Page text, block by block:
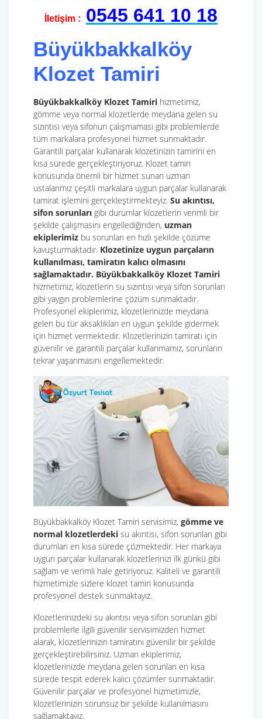
İletişim : 0545 641 10 18
Büyükbakkalköy
Klozet Tamiri
Büyükbakkalköy Klozet Tamiri hizmetimiz,
gömme veya normal klozetlerde meydana gelen su
sızıntısı veya sifonun çalışmaması gibi problemlerde
tüm markalara profesyonel hizmet sunmaktadır.
Garantili parçalar kullanarak klozetinizin tamirini en
kısa sürede gerçekleştiriyoruz. Klozet tamiri
konusunda önemli bir hizmet sunan uzman
ustalarımız çeşitli markalara uygun parçalar kullanarak
tamirat işlemini gerçekleştirmekteyiz. Su akıntısı,
sifon sorunları gibi durumlar klozetlerin verimli bir
şekilde çalışmasını engellediğinden, uzman
ekiplerimiz bu sorunları en hızlı şekilde çözüme
kavuşturmaktadır. Klozetinize uygun parçaların
kullanılması, tamiratın kalıcı olmasını
sağlamaktadır. Büyükbakkalköy Klozet Tamiri
hizmetimiz, klozetlerin su sızıntısı veya sifon sorunları
gibi yaygın problemlerine çözüm sunmaktadır.
Profesyonel ekiplerimiz, klozetlerinizde meydana
gelen bu tür aksaklıkları en uygun şekilde gidermek
için hizmet vermektedir. Klozetlerinizin tamiratı için
güvenilir ve garantili parçalar kullanmamız, sorunların
tekrar yaşanmasını engellemektedir.
Büyükbakkalköy Klozet Tamiri servisimiz, gömme ve
normal klozetlerdeki su akıntısı, sifon sorunları gibi
durumları en kısa sürede çözmektedir. Her markaya
uygun parçalar kullanarak klozetlerinizi ilk günkü gibi
sağlam ve verimli hale getiriyoruz. Kaliteli ve garantili
hizmetimizle sizlere klozet tamiri konusunda
profesyonel destek sunmaktayız.
Klozetlerinizdeki su akıntısı veya sifon sorunları gibi
problemlerle ilgili güvenilir servisimizden hizmet
alarak, klozetlerinizin tamiratını güvenilir bir şekilde
gerçekleştirebilirsiniz. Uzman ekiplerimiz,
klozetlerinizde meydana gelen sorunları en kısa
sürede tespit ederek kalıcı çözümler sunmaktadır.
Güvenilir parçalar ve profesyonel hizmetimizle,
klozetlerinizin sorunsuz bir şekilde kullanılmasını
sağlamaktayız.